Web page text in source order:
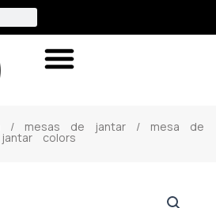
/ mesas de jantar/ mesa de
jantar colors